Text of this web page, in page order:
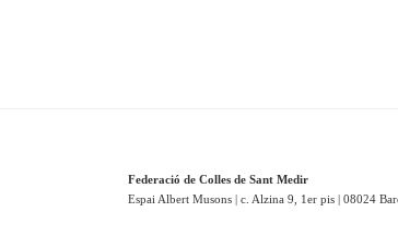
Federació de Colles de Sant Medir
Espai Albert Musons | c. Alzina 9, 1er pis | 08024